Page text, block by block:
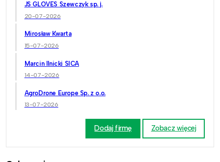
JS GLOVES Szewczyk sp. j.
20-07-2026
Mirosław Kwarta
15-07-2026
Marcin Ilnicki SICA
14-07-2026
AgroDrone Europe Sp. z o.o.
13-07-2026
Dodaj firmę Zobacz więcej